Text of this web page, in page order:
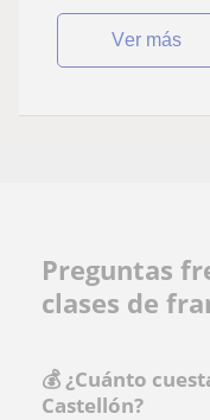
ver más
Preguntas
clases de
💰 ¿Cuánto
Castellón?